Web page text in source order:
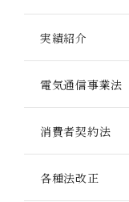
実績紹介
電気通信事業法
消費者契約法
各種法改正